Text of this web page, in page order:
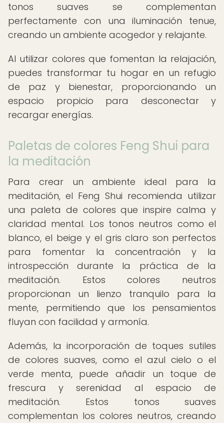
tonos suaves se complementan
perfectamente con una iluminación tenue,
creando un ambiente acogedor y relajante.
Al utilizar colores que fomentan la relajación,
puedes transformar tu hogar en un refugio
de paz y bienestar, proporcionando un
espacio propicio para desconectar y
recargar energías.
Paletas de colores Feng Shui para
la meditación
Para crear un ambiente ideal para la
meditación, el Feng Shui recomienda utilizar
una paleta de colores que inspire calma y
claridad mental. Los tonos neutros como el
blanco, el beige y el gris claro son perfectos
para fomentar la concentración y la
introspección durante la práctica de la
meditación. Estos colores neutros
proporcionan un lienzo tranquilo para la
mente, permitiendo que los pensamientos
fluyan con facilidad y armonía.
Además, la incorporación de toques sutiles
de colores suaves, como el azul cielo o el
verde menta, puede añadir un toque de
frescura y serenidad al espacio de
meditación. Estos tonos suaves
complementan los colores neutros, creando